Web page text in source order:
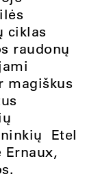
ciklas
raudonų
magiškus
Etel
Ernaux,